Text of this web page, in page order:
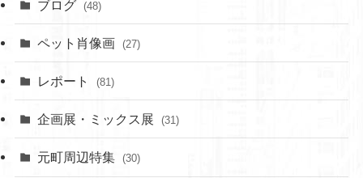
ブログ (48)
ペット肖像画 (27)
レポート (81)
企画展・ミックス展 (31)
元町周辺特集 (30)